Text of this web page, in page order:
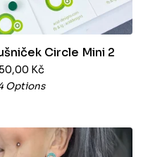
Circle Mini 2
Kč
Options